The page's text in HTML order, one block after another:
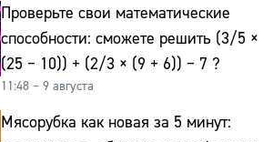
Проверьте свои математические
способности: сможете решить (3/5 ×
(25 − 10)) + (2/3 × (9 + 6)) − 7 ?
11:48 – 9 августа
Мясорубка как новая за 5 минут: